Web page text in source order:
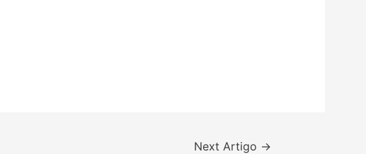
Next Artigo →